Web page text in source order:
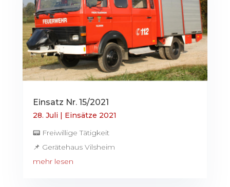
Einsatz Nr. 15/2021
28. Juli | Einsätze 2021
📟 Freiwillige Tätigkeit
📌 Gerätehaus Vilsheim
mehr lesen